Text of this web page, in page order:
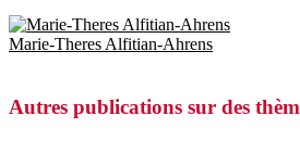
Marie-Theres Alfitian-Ahrens
Autres publications sur des